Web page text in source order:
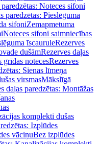
Noteces sifoni
paredzētas: Pieslēguma
sifoniZemapmetuma
Noteces sifoni saimniecības
īscauruleRezerves
dušāmRezerves daļas
grīdas notecesRezerves
Sienas līmeņa
virsmasMākslīgā
daļas paredzētas: Montāžas
komplekti dušas
Izplūdes
vāciņuBez izplūdes